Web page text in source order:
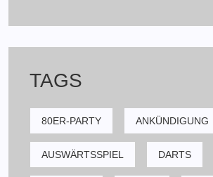
TAGS
80ER-PARTY ANKÜNDIGUNG
AUSWÄRTSSPIEL DARTS